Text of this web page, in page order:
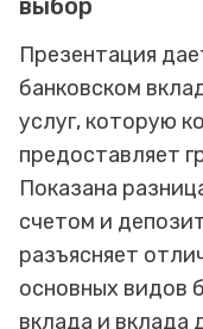
выбор
Презентация
банковском
услуг, которую
предоставляет
Показана
счетом и
разъясняет
основных видов
вклада и вклада